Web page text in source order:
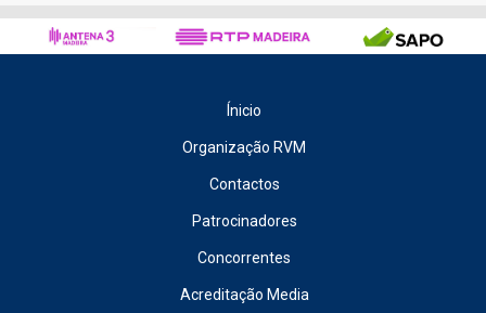
Ínicio
Organização RVM
Contactos
Patrocinadores
Concorrentes
Acreditação Media